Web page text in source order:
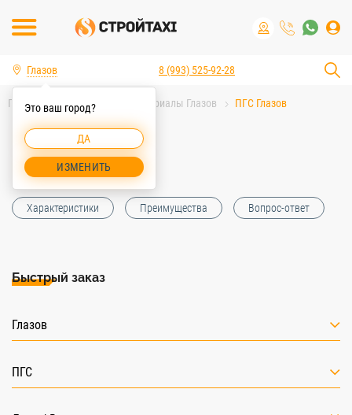
Глазов
Это ваш город?
ДА
ИЗМЕНИТЬ
8 (993) 525-92-28
Главная Строительные материалы Глазов ПГС Глазов
ПГС Глазов
Характеристики Преимущества Вопрос-ответ
Быстрый заказ
Глазов
ПГС